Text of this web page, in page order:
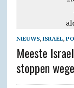
NIEUWS, ISRAËL,
Meeste
stoppen